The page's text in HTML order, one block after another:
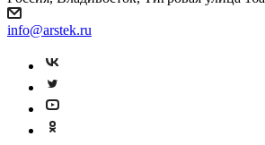
info@arstek.ru